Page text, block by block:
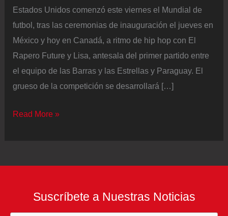
Estados Unidos comenzó este viernes el Mundial de
futbol, tras las ceremonias de inauguración el jueves en
México y hoy en Canadá, a ritmo de hip hop con El
Rapero Future y Lisa, antesala del primer partido entre
el equipo de las Barras y las Estrellas y Paraguay. El
grueso de la competición se desarrollará […]
Estados
Read More »
Suscríbete a Nuestras Noticias